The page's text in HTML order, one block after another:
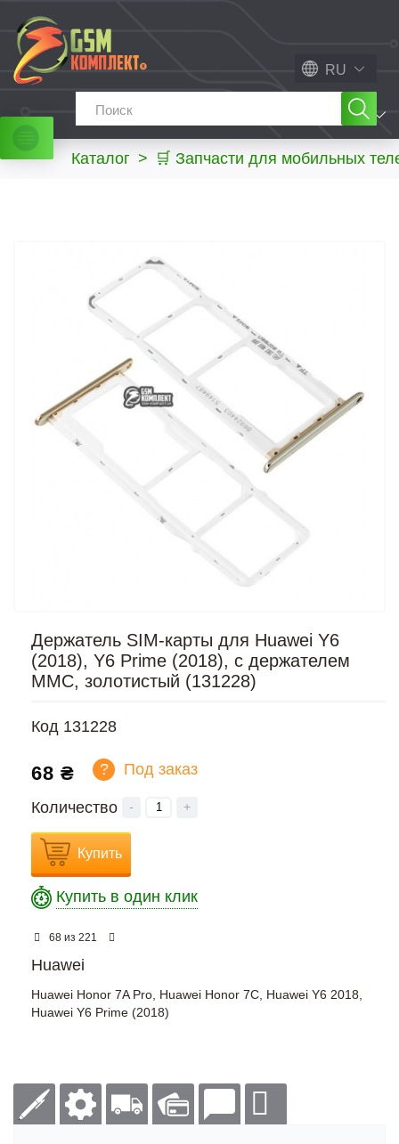
RU
МЕНЮ
Каталог > 🛒 Запчасти для мобильных
Держатель SIM-карты для Huawei Y6
(2018), Y6 Prime (2018), c держателем
MMC, золотистый (131228)
Код 131228
68 ₴ ? Под заказ
Количество - +
Купить
Купить в один клик
68 из 221
Huawei
Huawei Honor 7A Pro Huawei Honor 7C Huawei Y6 2018
Huawei Y6 Prime (2018)